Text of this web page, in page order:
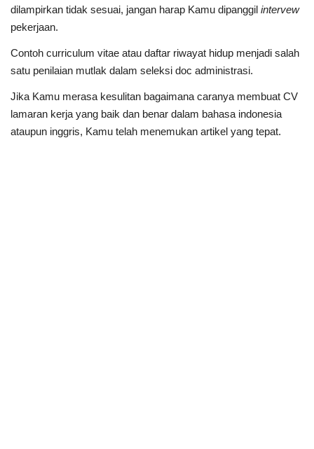
dilampirkan tidak sesuai, jangan harap Kamu dipanggil intervew
pekerjaan.
Contoh curriculum vitae atau daftar riwayat hidup menjadi salah
satu penilaian mutlak dalam seleksi doc administrasi.
Jika Kamu merasa kesulitan bagaimana caranya membuat CV
lamaran kerja yang baik dan benar dalam bahasa indonesia
ataupun inggris, Kamu telah menemukan artikel yang tepat.